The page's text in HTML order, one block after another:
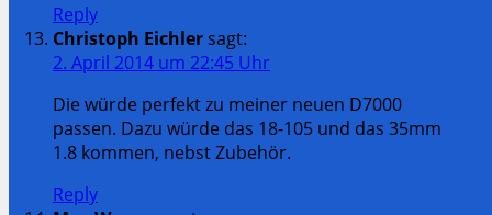
Reply
Christoph Eichlersagt:
2. April 2014 um 22:45 Uhr
Die würde perfekt zu meiner neuen D7000
passen. Dazu würde das 18-105 und das 35mm
1.8 kommen, nebst Zubehör.
Reply